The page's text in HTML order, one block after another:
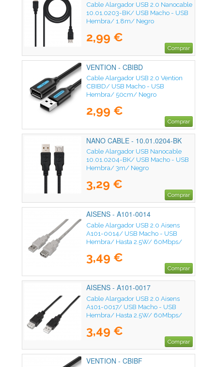
Cable Alargador USB 2.0 Nanocable
10.01.0203-BK/ USB Macho - USB
Hembra/ 1.8m/ Negro
2,99 €
Comprar
VENTION - CBIBD
Cable Alargador USB 2.0 Vention
CBIBD/ USB Macho - USB
Hembra/ 50cm/ Negro
2,99 €
Comprar
NANO CABLE - 10.01.0204-BK
Cable Alargador USB Nanocable
10.01.0204-BK/ USB Macho - USB
Hembra/ 3m/ Negro
3,29 €
Comprar
AISENS - A101-0014
Cable Alargador USB 2.0 Aisens
A101-0014/ USB Macho - USB
Hembra/ Hasta 2.5W/ 60Mbps/
3,49 €
Comprar
AISENS - A101-0017
Cable Alargador USB 2.0 Aisens
A101-0017/ USB Macho - USB
Hembra/ Hasta 2.5W/ 60Mbps/
3,49 €
Comprar
VENTION - CBIBF